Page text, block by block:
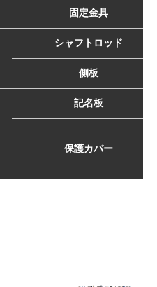
固定金具
シャフトロッド
側板
記名板
保護カバー